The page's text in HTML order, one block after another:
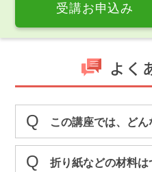
受講お申込み
よく
この講座では、ど
折り紙などの材料は